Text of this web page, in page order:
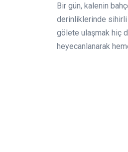
Bir gün, kalenin
derinliklerinde sihirli
gölete ulaşmak hiç
heyecanlanarak